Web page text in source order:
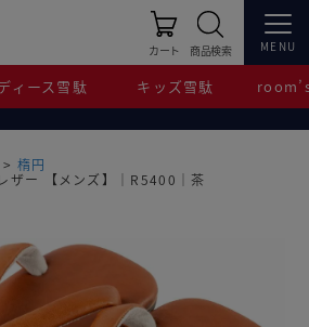
カート 商品検索
ィース雪駄 キッズ雪駄
MENU
楕円
ザー 【メンズ】｜R5400｜茶